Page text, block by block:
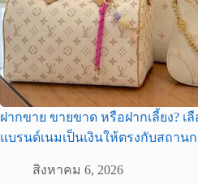
ฝากขาย ขายขาด หรือฝากเลี้ยง? เ
แบรนด์เนมเป็นเงินให้ตรงกับสถาน
สิงหาคม 6, 2026